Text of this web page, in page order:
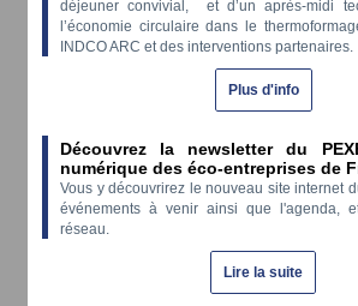
déjeuner convivial, et d’un après-midi
l’économie circulaire dans le
INDCO ARC et des interventions partenaires.
Plus d'info
Découvrez la newsletter du
numérique des éco-entreprises de
Vous y découvrirez le nouveau site internet
événements à venir ainsi que l'agenda,
réseau.
Lire la suite